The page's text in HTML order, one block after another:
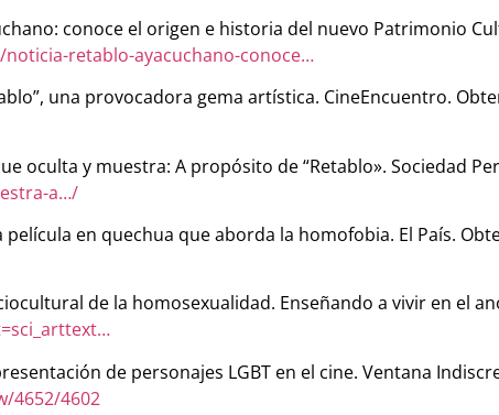
conoce el origen e historia del nuevo Patrimonio
retablo-ayacuchano-conoce…
una provocadora gema artística. CineEncuentro.
oculta y muestra: A propósito de “Retablo». Sociedad
a…/
película en quechua que aborda la homofobia. El País.
de la homosexualidad. Enseñando a vivir en el
de personajes LGBT en el cine. Ventana
4652/4602